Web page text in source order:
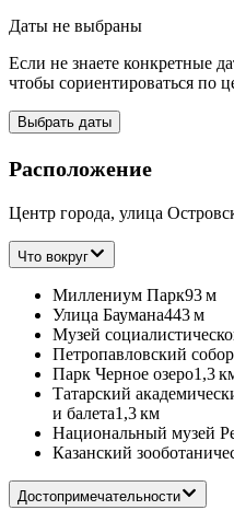
Даты не выбраны
Если не знаете конкретные
чтобы сориентироваться по
Выбрать даты
Расположение
Центр города, улица
Что вокруг
Миллениум Парк93 м
Улица Баумана443 м
Музей
Петропавловский собор
Парк Черное озеро1,3
Татарский
и балета1,3 км
Национальный музей
Казанский
Достопримечательности